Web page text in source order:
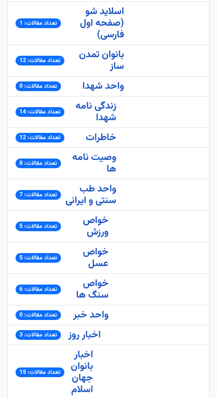
اسلاید شو
(صفحه اول
فارسی)
تعداد مقالات: 1
بانوان تمدن
ساز تعداد مقالات: 12
واحد شهدا تعداد مقالات: 0
زندگی نامه
شهدا تعداد مقالات: 14
خاطرات تعداد مقالات: 12
وصیت نامه
ها تعداد مقالات: 8
واحد طب
سنتی و ایرانی تعداد مقالات: 7
خواص
ورزش تعداد مقالات: 5
خواص
عسل تعداد مقالات: 5
خواص
سنگ ها تعداد مقالات: 6
واحد خبر تعداد مقالات: 0
اخبار روز تعداد مقالات: 3
اخبار
بانوان
جهان
اسلام
تعداد مقالات: 15